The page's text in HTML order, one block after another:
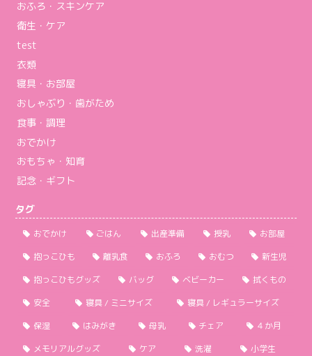
おふろ・スキンケア
衛生・ケア
test
衣類
寝具・お部屋
おしゃぶり・歯がため
食事・調理
おでかけ
おもちゃ・知育
記念・ギフト
タグ
おでかけ ごはん 出産準備 授乳
お部屋
抱っこひも
離乳食 おふろ おむつ
新生児
抱っこひもグッズ
バッグ ベビーカー
拭くもの
安全
寝具 / ミニサイズ
寝具 / レギュラーサイズ
保湿
はみがき 母乳 チェア
４か月
メモリアルグッズ
ケア 洗濯
小学生